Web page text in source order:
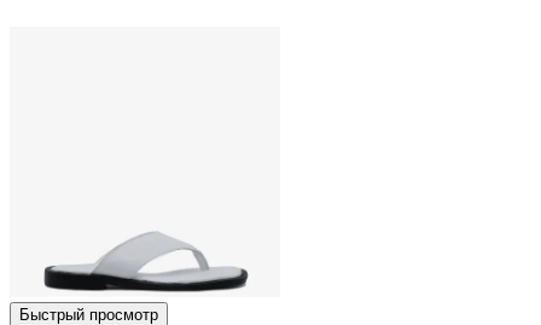
Быстрый просмотр